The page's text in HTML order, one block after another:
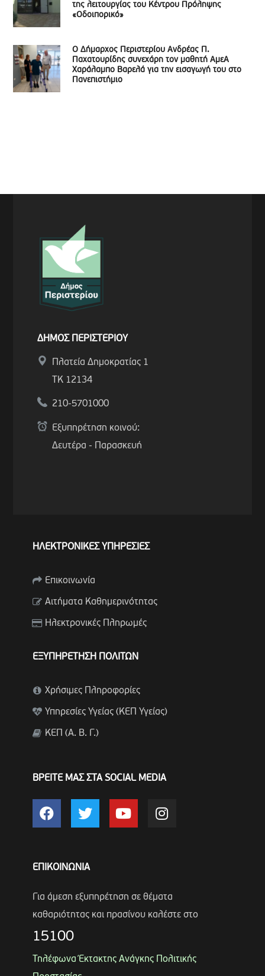
της λειτουργίας του Κέντρου Πρόληψης
«Οδοιπορικό»
Ο Δήμαρχος Περιστερίου Ανδρέας Π.
Παχατουρίδης συνεχάρη τον μαθητή ΑμεΑ
Χαράλαμπο Βαρελά για την εισαγωγή του στο
Πανεπιστήμιο
ΔΗΜΟΣ ΠΕΡΙΣΤΕΡΙΟΥ
Πλατεία Δημοκρατίας 1
ΤΚ 12134
210-5701000
Εξυπηρέτηση κοινού:
Δευτέρα - Παρασκευή
ΗΛΕΚΤΡΟΝΙΚΕΣ ΥΠΗΡΕΣΙΕΣ
Επικοινωνία
Αιτήματα Καθημερινότητας
Ηλεκτρονικές Πληρωμές
ΕΞΥΠΗΡΕΤΗΣΗ ΠΟΛΙΤΩΝ
Χρήσιμες Πληροφορίες
Υπηρεσίες Υγείας (ΚΕΠ Υγείας)
ΚΕΠ (Α. Β. Γ.)
ΒΡΕΙΤΕ ΜΑΣ ΣΤΑ SOCIAL MEDIA
ΕΠΙΚΟΙΝΩΝΙΑ
Για άμεση εξυπηρέτηση σε θέματα
καθαριότητας και πρασίνου καλέστε στο
15100
Τηλέφωνα Έκτακτης Ανάγκης Πολιτικής